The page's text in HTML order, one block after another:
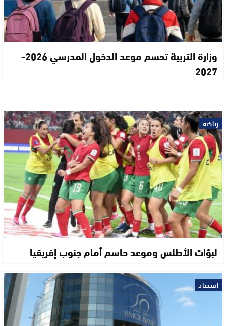
وزارة التربية تحسم موعد الدخول المدرسي 2026-
2027
رياضة
لبؤات الأطلس وموعد حاسم أمام جنوب إفريقيا
اقتصاد